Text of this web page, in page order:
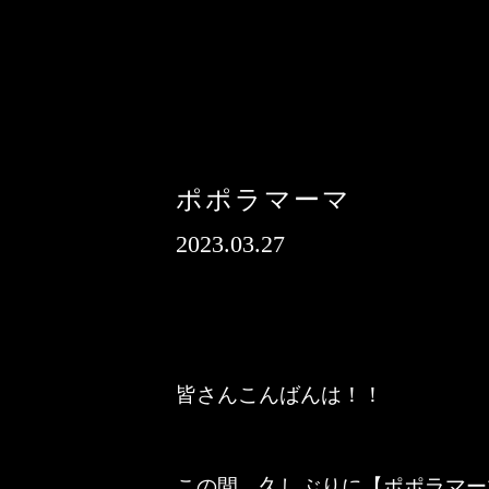
ポポラマーマ
2023.03.27
皆さんこんばんは！！